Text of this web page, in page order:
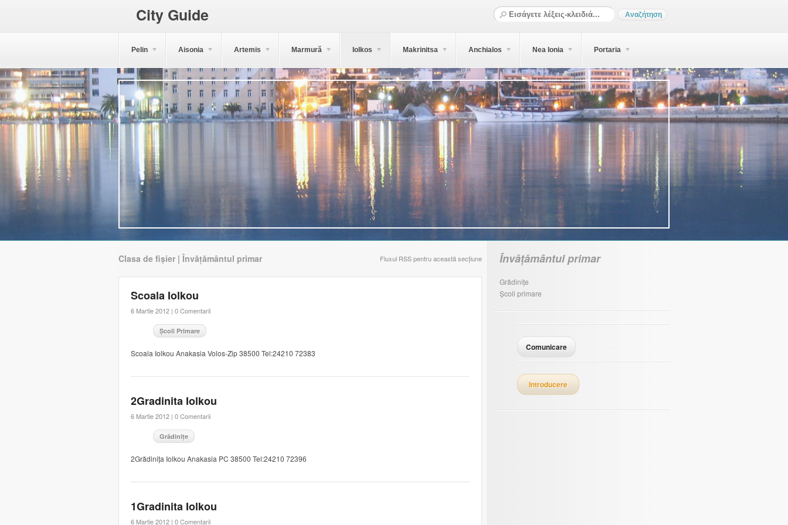
City Guide
Pelin Aisonia Artemis Marmură Iolkos Makrinitsa Anchialos Nea Ionia Portaria
Clasa de fișier | Învățământul primar Fluxul RSS pentru această secțiune
Scoala Iolkou
6 Martie 2012 | 0 Comentarii
Școli Primare
Scoala Iolkou Anakasia Volos-Zip 38500 Tel:24210 72383
2Gradinita Iolkou
6 Martie 2012 | 0 Comentarii
Grădinițe
2Grădinița Iolkou Anakasia PC 38500 Tel:24210 72396
1Gradinita Iolkou
6 Martie 2012 | 0 Comentarii
Învățământul primar
Grădinițe
Școli primare
Comunicare
Introducere